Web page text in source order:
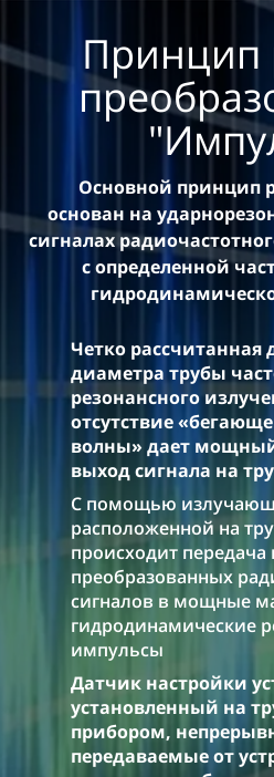
Принцип
Основной принцип
основан на
сигналах
с определенной
Четко рассчитанная
диаметра трубы
резонансного
отсутствие
волны» дает
выход сигнала на
С помощью
расположенной на
происходит передача
преобразованных
сигналов в мощные
гидродинамические
импульсы
Датчик настройки
установленный на
прибором,
передаваемые от